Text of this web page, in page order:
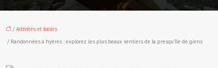
/ Activités et loisirs
/ Randonnées à hyères : explorez les plus beaux sentiers de la presqu’île de giens